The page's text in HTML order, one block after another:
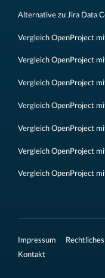
Alternative zu Jira Data
Vergleich OpenProject
Vergleich OpenProject
Vergleich OpenProject
Vergleich OpenProject
Vergleich OpenProject
Vergleich OpenProject
Vergleich OpenProject
Impressum Rechtliches
Kontakt